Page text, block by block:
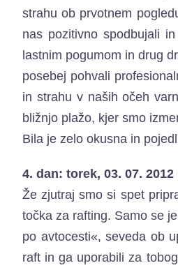
strahu ob prvotnem
nas pozitivno spodbujali
lastnim pogumom in drug
posebej pohvali
in strahu v naših očeh
bližnjo plažo, kjer smo
Bila je zelo okusna in
4. dan: torek, 03. 07.
Že zjutraj smo si spet
točka za rafting. Samo se
po avtocesti«, seveda ob
raft in ga uporabili za